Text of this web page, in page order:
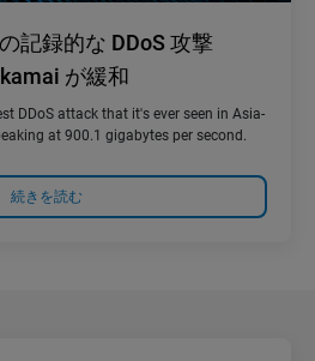
記録的な DDoS 攻撃
が緩和
DDoS attack that it's ever seen in Asia-
at 900.1 gigabytes per second.
続きを読む